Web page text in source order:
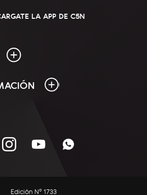
LA APP DE C5N
Edición Nº 1733